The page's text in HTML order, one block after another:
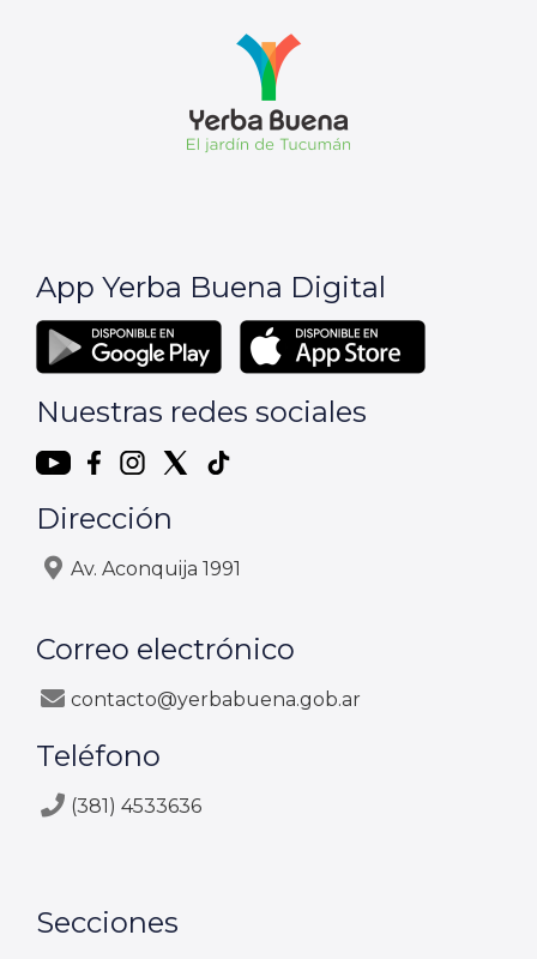
App Yerba Buena Digital
Nuestras redes sociales
Dirección
Av. Aconquija 1991
Correo electrónico
contacto@yerbabuena.gob.ar
Teléfono
(381) 4533636
Secciones